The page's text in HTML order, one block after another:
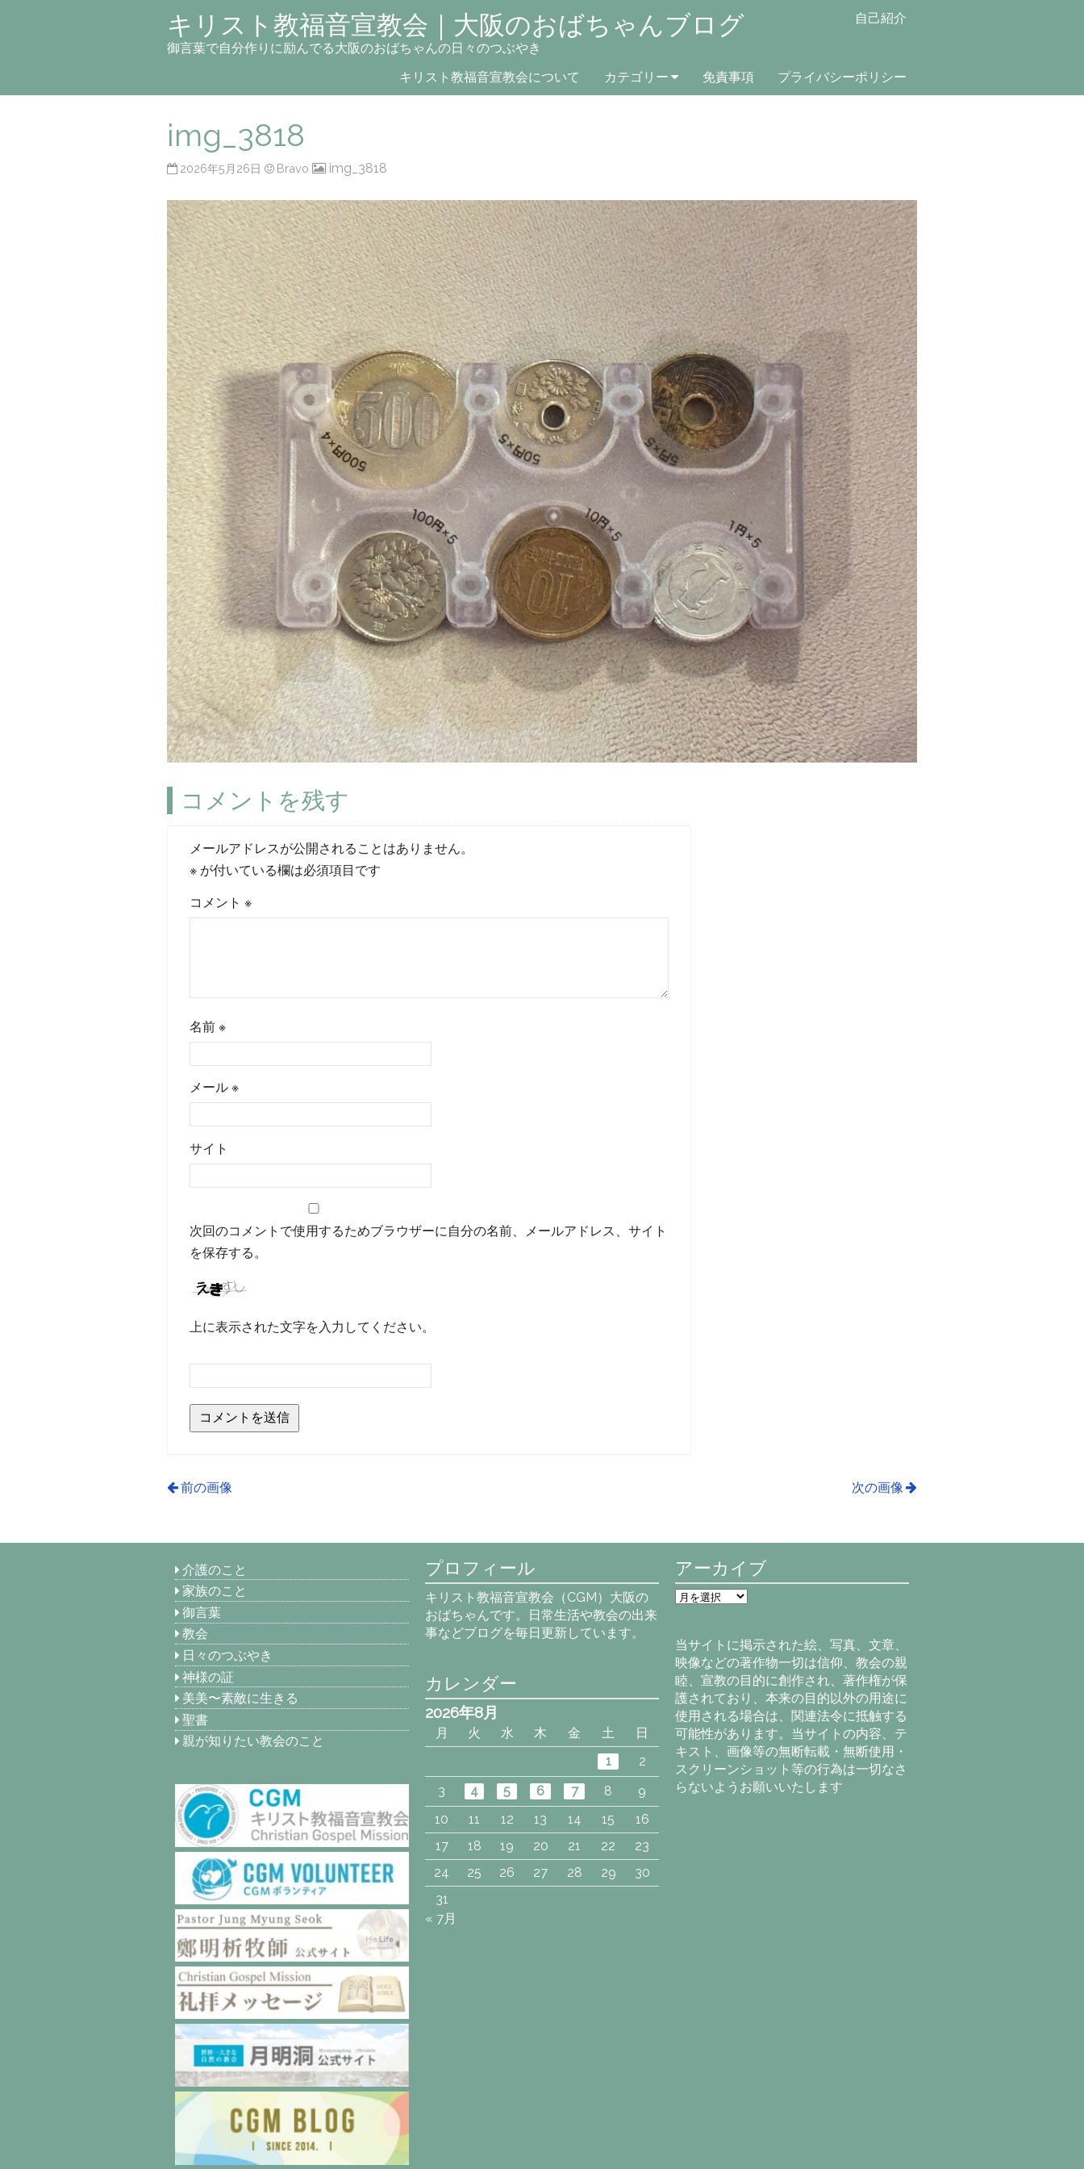
キリスト教福音宣教会｜大阪のおばちゃんブログ
御言葉で自分作りに励んでる大阪のおばちゃんの日々のつぶやき
自己紹介
キリスト教福音宣教会について カテゴリー 免責事項 プライバシーポリシー
img_3818
2026年5月26日 Bravo img_3818
コメントを残す
メールアドレスが公開されることはありません。
※ が付いている欄は必須項目です
コメント※
名前※
メール※
サイト
次回のコメントで使用するためブラウザーに自分の名前、メールアドレス、サイト
を保存する。
上に表示された文字を入力してください。
次の画像
前の画像
介護のこと
家族のこと
御言葉
教会
日々のつぶやき
神様の証
美美〜素敵に生きる
聖書
親が知りたい教会のこと
プロフィール
キリスト教福音宣教会（CGM）大阪の
おばちゃんです。日常生活や教会の出来
事などブログを毎日更新しています。
アーカイブ
ア
ー
ブ
当サイトに掲示された絵、写真、文章、
映像などの著作物一切は信仰、教会の親
睦、宣教の目的に創作され、著作権が保
護されており、本来の目的以外の用途に
使用される場合は、関連法令に抵触する
可能性があります。当サイトの内容、テ
キスト、画像等の無断転載・無断使用・
スクリーンショット等の行為は一切なさ
らないようお願いいたします
カレンダー
2026年8月
月 火 水 木 金 土
日
1
2
3
4 5 6 7 8
9
10
11 12 13 14 15
16
17
18 19 20 21 22
23
24
25 26 27 28 29
30
31
« 7月